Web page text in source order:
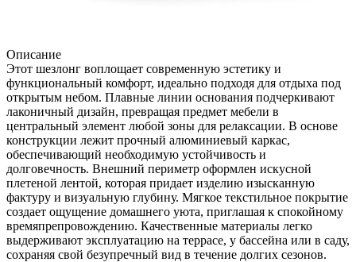
Описание
Этот шезлонг воплощает современную эстетику и
функциональный комфорт, идеально подходя для отдыха под
открытым небом. Плавные линии основания подчеркивают
лаконичный дизайн, превращая предмет мебели в
центральный элемент любой зоны для релаксации. В основе
конструкции лежит прочный алюминиевый каркас,
обеспечивающий необходимую устойчивость и
долговечность. Внешний периметр оформлен искусной
плетеной лентой, которая придает изделию изысканную
фактуру и визуальную глубину. Мягкое текстильное покрытие
создает ощущение домашнего уюта, приглашая к спокойному
времяпрепровождению. Качественные материалы легко
выдерживают эксплуатацию на террасе, у бассейна или в саду,
сохраняя свой безупречный вид в течение долгих сезонов.